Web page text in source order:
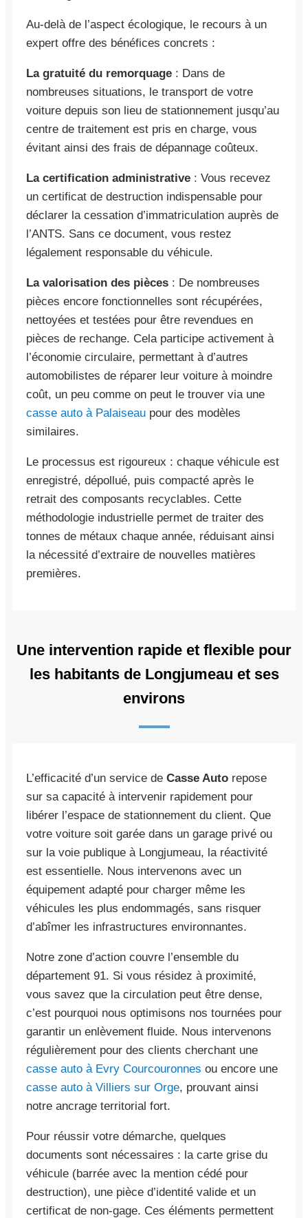
Au-delà de l’aspect écologique, le recours à un
expert offre des bénéfices concrets :
La gratuité du remorquage : Dans de
nombreuses situations, le transport de votre
voiture depuis son lieu de stationnement jusqu’au
centre de traitement est pris en charge, vous
évitant ainsi des frais de dépannage coûteux.
La certification administrative : Vous recevez
un certificat de destruction indispensable pour
déclarer la cessation d’immatriculation auprès de
l’ANTS. Sans ce document, vous restez
légalement responsable du véhicule.
La valorisation des pièces : De nombreuses
pièces encore fonctionnelles sont récupérées,
nettoyées et testées pour être revendues en
pièces de rechange. Cela participe activement à
l’économie circulaire, permettant à d’autres
automobilistes de réparer leur voiture à moindre
coût, un peu comme on peut le trouver via une
casse auto à Palaiseau pour des modèles
similaires.
Le processus est rigoureux : chaque véhicule est
enregistré, dépollué, puis compacté après le
retrait des composants recyclables. Cette
méthodologie industrielle permet de traiter des
tonnes de métaux chaque année, réduisant ainsi
la nécessité d’extraire de nouvelles matières
premières.
Une intervention rapide et flexible pour
les habitants de Longjumeau et ses
environs
L’efficacité d’un service de Casse Auto repose
sur sa capacité à intervenir rapidement pour
libérer l’espace de stationnement du client. Que
votre voiture soit garée dans un garage privé ou
sur la voie publique à Longjumeau, la réactivité
est essentielle. Nous intervenons avec un
équipement adapté pour charger même les
véhicules les plus endommagés, sans risquer
d’abîmer les infrastructures environnantes.
Notre zone d’action couvre l’ensemble du
département 91. Si vous résidez à proximité,
vous savez que la circulation peut être dense,
c’est pourquoi nous optimisons nos tournées pour
garantir un enlèvement fluide. Nous intervenons
régulièrement pour des clients cherchant une
casse auto à Evry Courcouronnes ou encore une
casse auto à Villiers sur Orge, prouvant ainsi
notre ancrage territorial fort.
Pour réussir votre démarche, quelques
documents sont nécessaires : la carte grise du
véhicule (barrée avec la mention cédé pour
destruction), une pièce d’identité valide et un
certificat de non-gage. Ces éléments permettent